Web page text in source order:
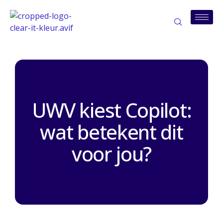
UWV kiest Copilot:
wat betekent dit
voor jou?